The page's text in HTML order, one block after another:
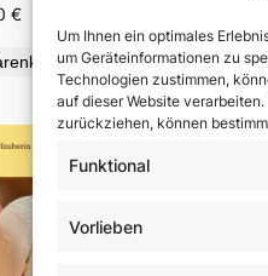
Um Ihnen ein optimales
um Geräteinformationen zu
Technologien zustimmen,
auf dieser Website
zurückziehen, können
Funktional
Vorlieben
€
In den